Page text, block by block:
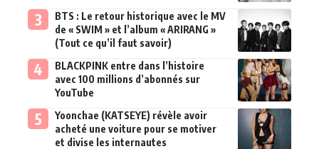
BTS : Le retour historique avec le MV
de « SWIM » et l’album « ARIRANG »
(Tout ce qu’il faut savoir)
BLACKPINK entre dans l’histoire
avec 100 millions d’abonnés sur
YouTube
Yoonchae (KATSEYE) révèle avoir
acheté une voiture pour se motiver
et divise les internautes